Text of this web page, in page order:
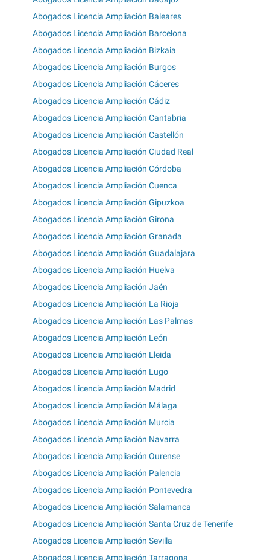
Abogados Licencia Ampliación Baleares
Abogados Licencia Ampliación Barcelona
Abogados Licencia Ampliación Bizkaia
Abogados Licencia Ampliación Burgos
Abogados Licencia Ampliación Cáceres
Abogados Licencia Ampliación Cádiz
Abogados Licencia Ampliación Cantabria
Abogados Licencia Ampliación Castellón
Abogados Licencia Ampliación Ciudad Real
Abogados Licencia Ampliación Córdoba
Abogados Licencia Ampliación Cuenca
Abogados Licencia Ampliación Gipuzkoa
Abogados Licencia Ampliación Girona
Abogados Licencia Ampliación Granada
Abogados Licencia Ampliación Guadalajara
Abogados Licencia Ampliación Huelva
Abogados Licencia Ampliación Jaén
Abogados Licencia Ampliación La Rioja
Abogados Licencia Ampliación Las Palmas
Abogados Licencia Ampliación León
Abogados Licencia Ampliación Lleida
Abogados Licencia Ampliación Lugo
Abogados Licencia Ampliación Madrid
Abogados Licencia Ampliación Málaga
Abogados Licencia Ampliación Murcia
Abogados Licencia Ampliación Navarra
Abogados Licencia Ampliación Ourense
Abogados Licencia Ampliación Palencia
Abogados Licencia Ampliación Pontevedra
Abogados Licencia Ampliación Salamanca
Abogados Licencia Ampliación Santa Cruz de Tenerife
Abogados Licencia Ampliación Sevilla
Abogados Licencia Ampliación Tarragona